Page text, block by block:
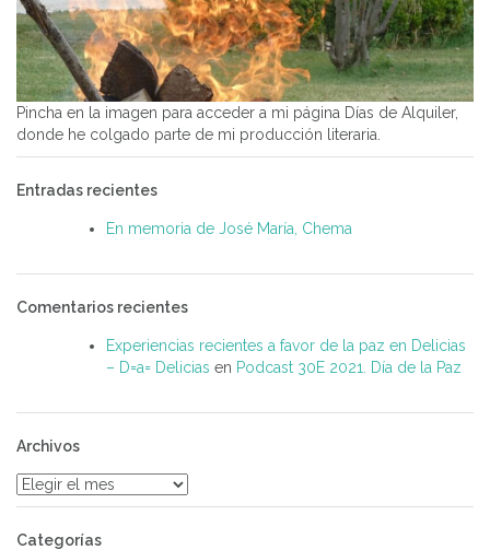
Pincha en la imagen para acceder a mi página Días de Alquiler,
donde he colgado parte de mi producción literaria.
Entradas recientes
En memoria de José María, Chema
Comentarios recientes
Experiencias recientes a favor de la paz en Delicias
– D=a= Delicias en Podcast 30E 2021. Día de la Paz
Archivos
Archivos
Categorías